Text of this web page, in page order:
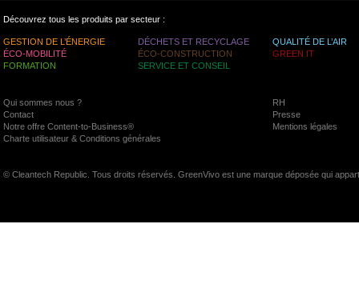
Découvrez tous les produits par secteur :
GESTION DE L’ÉNERGIE DÉCHETS ET RECYCLAGE
QUALITÉ DE L’AIR
ÉCO-MOBILITÉ
ÉCO-CONSTRUCTION
GREEN IT
FORMATION
SERVICE ET CONSEIL
Qui sommes nous ?
RH
Contact
Presse
Notre offre Content-to-Business®
Mentions légales
Charte utilisateur & Conditions générales
© Cleantech Republic. Tous droits réservés. GreenVivo est une marque déposée qui